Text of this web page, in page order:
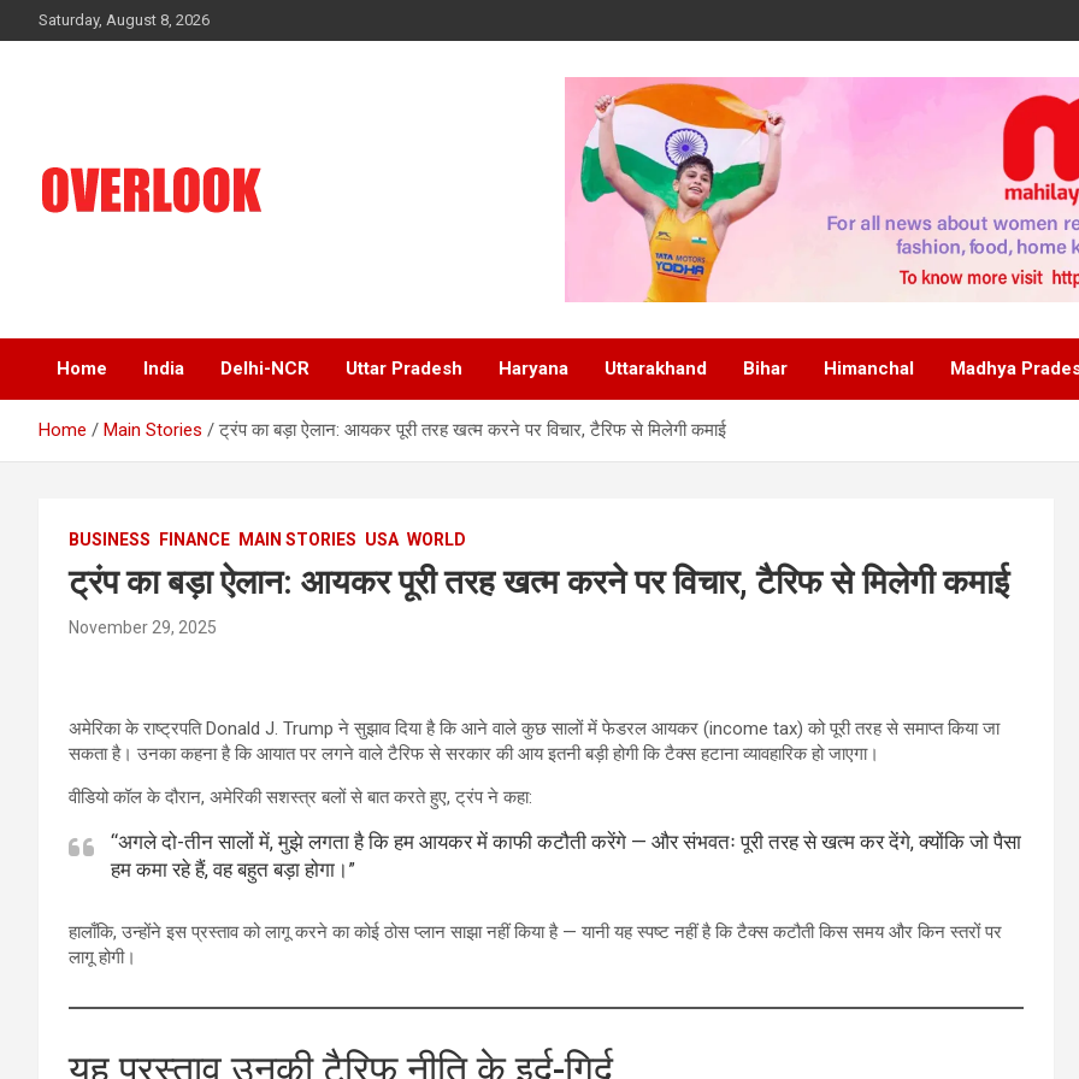
to
Saturday, August 8, 2026
Home India Delhi-NCR Uttar Pradesh Haryana Uttarakhand Bihar Himanchal Madhya
Home Main Stories ट्रंप का बड़ा ऐलान: आयकर पूरी तरह खत्म करने पर विचार, टैरिफ से मिलेगी कमाई
BUSINESS FINANCE MAIN STORIES USA WORLD
ट्रंप का बड़ा ऐलान: आयकर पूरी तरह खत्म करने पर विचार, टैरिफ से मिलेगी कमाई
November 29, 2025
अमेरिका के राष्ट्रपति Donald J. Trump ने सुझाव दिया है कि आने वाले कुछ सालों में फेडरल आयकर (income tax) को पूरी तरह से समाप्त किया जा
सकता है। उनका कहना है कि आयात पर लगने वाले टैरिफ से सरकार की आय इतनी बड़ी होगी कि टैक्स हटाना व्यावहारिक हो जाएगा।
वीडियो कॉल के दौरान, अमेरिकी सशस्त्र बलों से बात करते हुए, ट्रंप ने कहा:
“अगले दो-तीन सालों में, मुझे लगता है कि हम आयकर में काफी कटौती करेंगे — और संभवतः पूरी तरह से खत्म कर देंगे, क्योंकि जो पैसा
हम कमा रहे हैं, वह बहुत बड़ा होगा।”
हालाँकि, उन्होंने इस प्रस्ताव को लागू करने का कोई ठोस प्लान साझा नहीं किया है — यानी यह स्पष्ट नहीं है कि टैक्स कटौती किस समय और किन स्तरों पर
लागू होगी।
यह प्रस्ताव उनकी टैरिफ नीति के इर्द-गिर्द